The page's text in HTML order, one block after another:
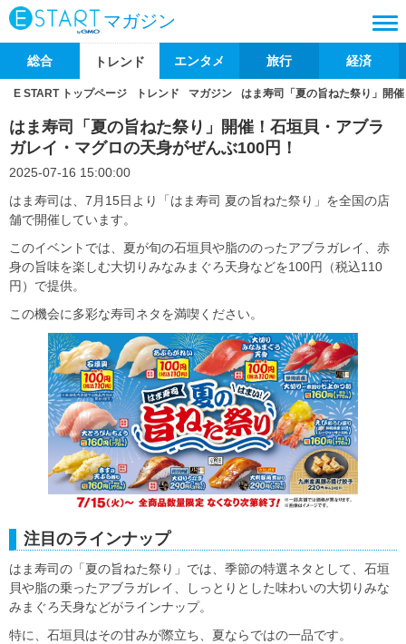
マガジン
総合 トレンド エンタメ 旅行 経済
E START トップページ トレンド マガジン はま寿司「夏の旨ねた祭り」開
はま寿司「夏の旨ねた祭り」開催！石垣貝・アブラ
ガレイ・マグロの天身がぜんぶ100円！
2025-07-16 15:00:00
はま寿司は、7月15日より「はま寿司 夏の旨ねた祭り」を全国の店
舗で開催しています。
このイベントでは、夏が旬の石垣貝や脂ののったアブラガレイ、赤
身の旨味を楽しむ大切りみなみまぐろ天身などを100円（税込110
円）で提供。
この機会に多彩な寿司ネタを満喫ください。
注目のラインナップ
はま寿司の「夏の旨ねた祭り」では、季節の特選ネタとして、石垣
貝や脂の乗ったアブラガレイ、しっとりとした味わいの大切りみな
みまぐろ天身などがラインナップ。
特に、石垣貝はその甘みが際立ち、夏ならではの一品です。